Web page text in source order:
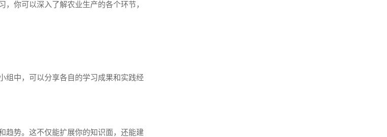
你可以深入了解农业生产的各个环节，
组中，可以分享各自的学习成果和实践经
趋势。这不仅能扩展你的知识面，还能建